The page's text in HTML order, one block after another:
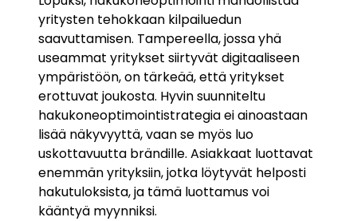
yritysten tehokkaan kilpailuedun
saavuttamisen. Tampereella, jossa yhä
useammat yritykset siirtyvät digitaaliseen
ympäristöön, on tärkeää, että yritykset
erottuvat joukosta. Hyvin suunniteltu
hakukoneoptimointistrategia ei ainoastaan
lisää näkyvyyttä, vaan se myös luo
uskottavuutta brändille. Asiakkaat luottavat
enemmän yrityksiin, jotka löytyvät helposti
hakutuloksista, ja tämä luottamus voi
kääntyä myynniksi.